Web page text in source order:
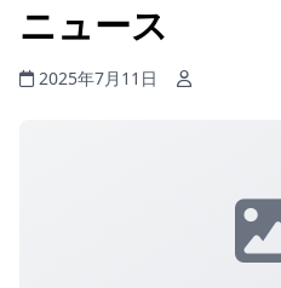
ニュース
2025年7月11日